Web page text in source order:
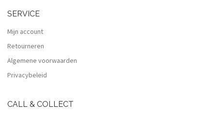
SERVICE
Mijn account
Retourneren
Algemene voorwaarden
Privacybeleid
CALL & COLLECT